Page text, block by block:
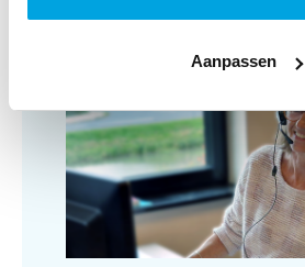
Aanpassen
Klantenservice